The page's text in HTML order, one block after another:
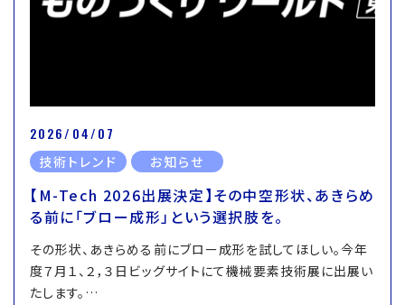
2026/04/07
技術トレンド お知らせ
【M-Tech 2026出展決定】その中空形状、あきらめ
る前に「ブロー成形」という選択肢を。
その形状、あきらめる前にブロー成形を試してほしい。今年
度７月１、２，３日ビッグサイトにて機械要素技術展に出展い
たします。…